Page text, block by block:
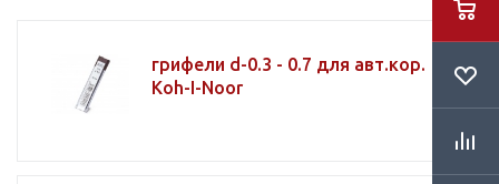
грифели d-0.3 - 0.7 для авт.кор.
Koh-I-Noor